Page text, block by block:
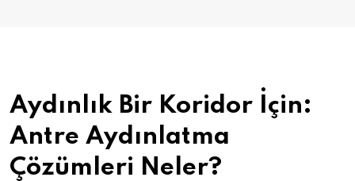
Aydınlık Bir Koridor İçin:
Antre Aydınlatma
Çözümleri Neler?